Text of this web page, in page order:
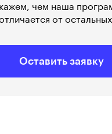
чем наша
от
Оставить заявку